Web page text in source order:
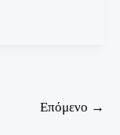
Επόμενο →